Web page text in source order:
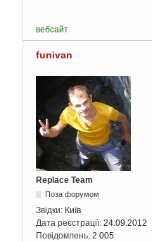
вебсайт
funivan
Replace Team
Поза форумом
Звідки: Київ
Дата реєстрації: 24.09.2012
Повідомлень: 2 005